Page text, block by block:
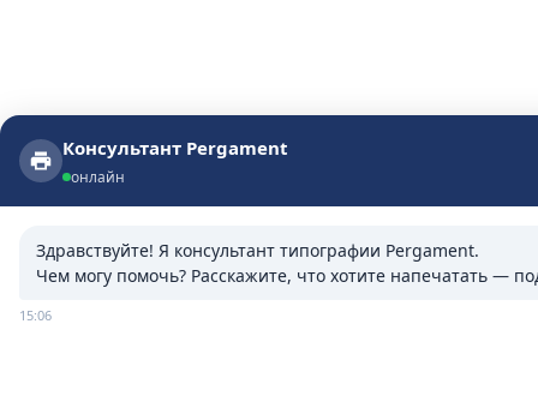
Консультант Pergament
онлайн
Здравствуйте! Я консультант типографии Pergament.
Чем могу помочь? Расскажите, что хотите напечатать —
15:06
Консультант Pergament